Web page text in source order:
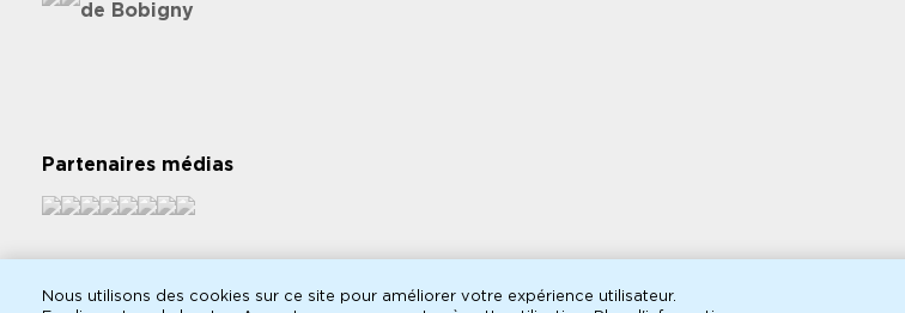
Partenaires médias
Nous utilisons des cookies sur ce site pour améliorer votre expérience utilisateur.